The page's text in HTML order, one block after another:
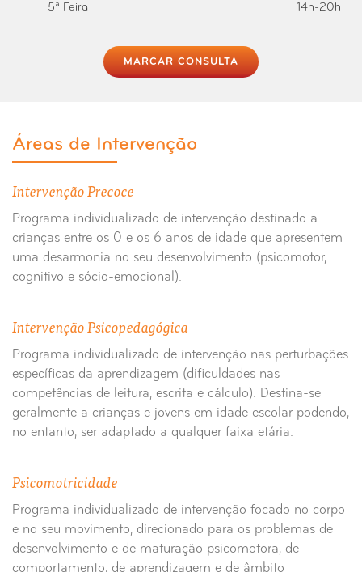
5ª Feira 14h-20h
MARCAR CONSULTA
Áreas de Intervenção
Intervenção Precoce
Programa individualizado de intervenção destinado a
crianças entre os 0 e os 6 anos de idade que apresentem
uma desarmonia no seu desenvolvimento (psicomotor,
cognitivo e sócio-emocional).
Intervenção Psicopedagógica
Programa individualizado de intervenção nas perturbações
específicas da aprendizagem (dificuldades nas
competências de leitura, escrita e cálculo). Destina-se
geralmente a crianças e jovens em idade escolar podendo,
no entanto, ser adaptado a qualquer faixa etária.
Psicomotricidade
Programa individualizado de intervenção focado no corpo
e no seu movimento, direcionado para os problemas de
desenvolvimento e de maturação psicomotora, de
comportamento, de aprendizagem e de âmbito